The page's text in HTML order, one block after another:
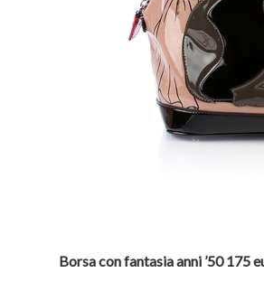
Borsa con fantasia anni ’50 175